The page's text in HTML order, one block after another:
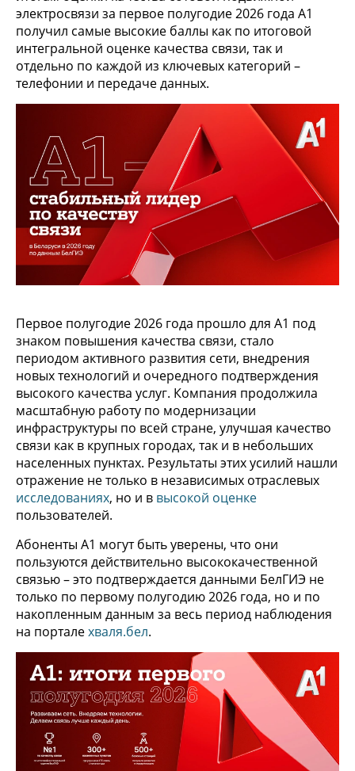
электросвязи за первое полугодие 2026 года А1
получил самые высокие баллы как по итоговой
интегральной оценке качества связи, так и
отдельно по каждой из ключевых категорий –
телефонии и передаче данных.
Первое полугодие 2026 года прошло для А1 под
знаком повышения качества связи, стало
периодом активного развития сети, внедрения
новых технологий и очередного подтверждения
высокого качества услуг. Компания продолжила
масштабную работу по модернизации
инфраструктуры по всей стране, улучшая качество
связи как в крупных городах, так и в небольших
населенных пунктах. Результаты этих усилий нашли
отражение не только в независимых отраслевых
исследованиях, но и в высокой оценке
пользователей.
Абоненты А1 могут быть уверены, что они
пользуются действительно высококачественной
связью – это подтверждается данными БелГИЭ не
только по первому полугодию 2026 года, но и по
накопленным данным за весь период наблюдения
на порталехваля.бел.